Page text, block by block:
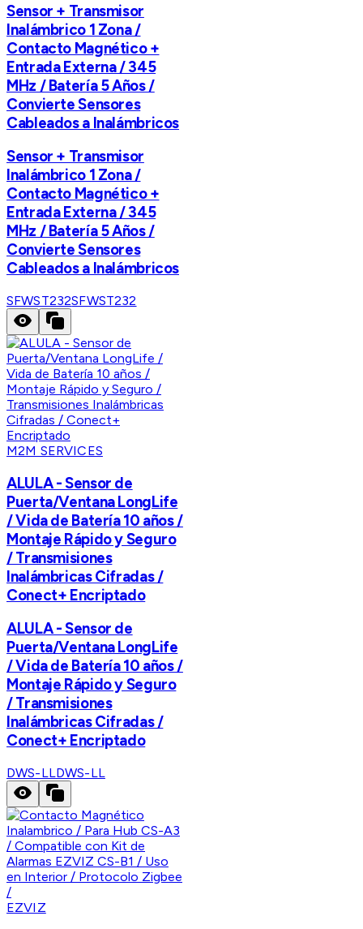
Sensor + Transmisor
Inalámbrico 1 Zona /
Contacto Magnético +
Entrada Externa / 345
MHz / Batería 5 Años /
Convierte Sensores
Cableados a Inalámbricos
Sensor + Transmisor
Inalámbrico 1 Zona /
Contacto Magnético +
Entrada Externa / 345
MHz / Batería 5 Años /
Convierte Sensores
Cableados a Inalámbricos
SFWST232SFWST232
M2M SERVICES
ALULA - Sensor de
Puerta/Ventana LongLife
/ Vida de Batería 10 años /
Montaje Rápido y Seguro
/ Transmisiones
Inalámbricas Cifradas /
Conect+ Encriptado
ALULA - Sensor de
Puerta/Ventana LongLife
/ Vida de Batería 10 años /
Montaje Rápido y Seguro
/ Transmisiones
Inalámbricas Cifradas /
Conect+ Encriptado
DWS-LLDWS-LL
EZVIZ